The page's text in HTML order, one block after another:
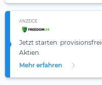
ANZEIGE
Jetzt starten:
Aktien.
Mehr erfahren